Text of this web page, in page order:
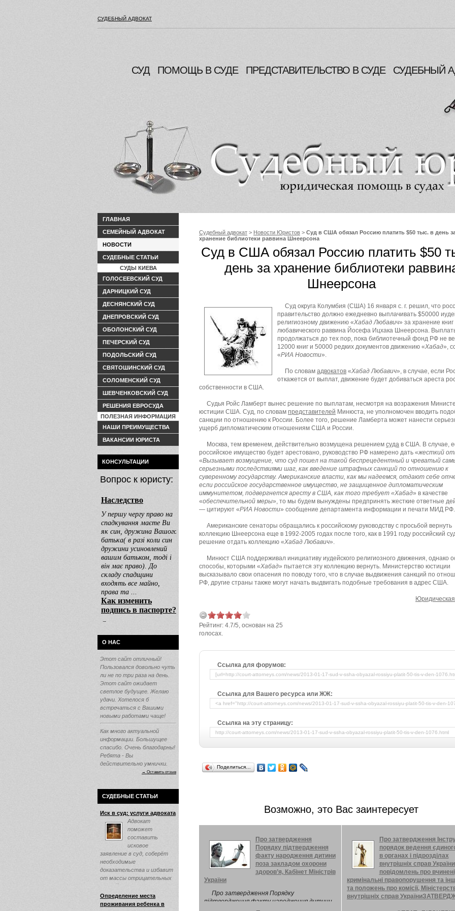
СУДЕБНЫЙ АДВОКАТ
СУД ПОМОЩЬ В СУДЕ ПРЕДСТАВИТЕЛЬСТВО В СУДЕ СУДЕБНЫЙ
ГЛАВНАЯ
СЕМЕЙНЫЙ АДВОКАТ
НОВОСТИ
СУДЕБНЫЕ СТАТЬИ
СУДЫ КИЕВА
ГОЛОСЕЕВСКИЙ СУД
ДАРНИЦКИЙ СУД
ДЕСНЯНСКИЙ СУД
ДНЕПРОВСКИЙ СУД
ОБОЛОНСКИЙ СУД
ПЕЧЕРСКИЙ СУД
ПОДОЛЬСКИЙ СУД
СВЯТОШИНСКИЙ СУД
СОЛОМЕНСКИЙ СУД
ШЕВЧЕНКОВСКИЙ СУД
РЕШЕНИЯ ЕВРОСУДА
ПОЛЕЗНАЯ ИНФОРМАЦИЯ
НАШИ ПРЕИМУЩЕСТВА
ВАКАНСИИ ЮРИСТА
КОНСУЛЬТАЦИИ
Вопрос к юристу:
О НАС
Этот сайт отличный!
Пользовался довольно чуть
ли не по три раза на день.
Этот сайт ожидает
светлое будущее. Желаю
удачи. Хотелося б
встречаться с Вашими
новыми работами чаще!
Как много актуальной
информации. Большущее
спасибо. Очень благодарны!
Ребята - Вы
действительно умнички.
→ Оставить отзыв
СУДЕБНЫЕ СТАТЬИ
Иск в суд: услуги адвоката
Адвокат
поможет
составить
исковое
заявление в суд, соберёт
необходимые
доказательства и избавит
от массы отрицательных
эмоций ...
Определение места
проживания ребенка в
Судебный адвокат > Новости Юристов > Суд в США обязал Россию платить $50 тыс. в день
хранение библиотеки раввина Шнеерсона
Суд в США обязал Россию платить $50
день за хранение библиотеки
Шнеерсона
Суд округа Колумбия (США) 16 января с. г. решил, что
правительство должно ежедневно выплачивать $50000
религиозному движению «Хабад Любавич» за хранение книг
любавического раввина Йосефа Ицхака Шнеерсона.
продолжаться до тех пор, пока библиотечный фонд РФ не
12000 книг и 50000 редких документов движению «Хабад»,
«РИА Новости».
По словам адвокатов «Хабад Любавич», в случае, если
откажется от выплат, движение будет добиваться ареста
собственности в США.
Судья Ройс Ламберт вынес решение по выплатам, несмотря на возражения
юстиции США. Суд, по словам представителей Минюста, не уполномочен вводить
санкции по отношению к России. Более того, решение Ламберта может нанести
ущерб дипломатическим отношениям США и России.
Москва, тем временем, действительно возмущена решением суда в США. В случае,
российское имущество будет арестовано, руководство РФ намерено дать «жесткий
«Вызывает возмущение, что суд пошел на такой беспрецедентный и чреватый
серьезными последствиями шаг, как введение штрафных санкций по отношению к
суверенному государству. Американские власти, как мы надеемся, отдают себе
если российское государственное имущество, не защищенное дипломатическим
иммунитетом, подвергнется аресту в США, как того требует «Хабад» в качестве
«обеспечительной меры», то мы будем вынуждены предпринять жесткие ответные
— цитируют «РИА Новости» сообщение департамента информации и печати МИД РФ.
Американские сенаторы обращались к российскому руководству с просьбой вернуть
коллекцию Шнеерсона еще в 1992-2005 годах после того, как в 1991 году российский
решение отдать коллекцию «Хабад Любавич».
Минюст США поддерживал инициативу иудейского религиозного движения, однако
способы, которыми «Хабад» пытается эту коллекцию вернуть. Министерство юстиции
высказывало свои опасения по поводу того, что в случае выдвижения санкций по
РФ, другие страны также могут начать выдвигать подобные требования в адрес США.
Рейтинг: 4.7/5, основан на 25
голосах.
Ссылка для форумов:
Ссылка для Вашего ресурса или ЖЖ:
Ссылка на эту страницу:
Поделиться…
Возможно, это Вас заинтересует
Про затвердження
Порядку підтвердження
факту народження дитини
поза закладом охорони
здоров’я, Кабінет Міністрів
України
Про затвердження Порядку
підтвердження факту народження дитини
поза закладом охорони здоров’я Відповідно
Про затвердження
порядок ведення
в органах і підрозділах
внутрішніх справ
повідомлень про вчинені
кримінальні правопорушення та
та положень про комісії,
внутрішніх справ
ЗАТВЕРДЖЕНО Наказ МВС